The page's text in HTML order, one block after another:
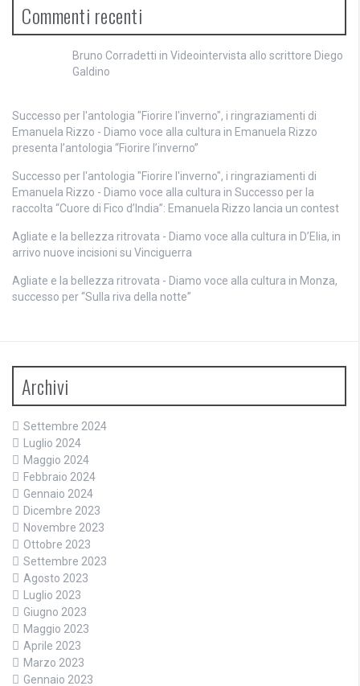
Commenti recenti
Bruno Corradetti in Videointervista allo scrittore Diego
Galdino
Successo per l'antologia "Fiorire l'inverno", i ringraziamenti di
Emanuela Rizzo - Diamo voce alla cultura in Emanuela Rizzo
presenta l’antologia “Fiorire l’inverno”
Successo per l'antologia "Fiorire l'inverno", i ringraziamenti di
Emanuela Rizzo - Diamo voce alla cultura in Successo per la
raccolta “Cuore di Fico d’India”: Emanuela Rizzo lancia un contest
Agliate e la bellezza ritrovata - Diamo voce alla cultura in D’Elia, in
arrivo nuove incisioni su Vinciguerra
Agliate e la bellezza ritrovata - Diamo voce alla cultura in Monza,
successo per “Sulla riva della notte”
Archivi
Settembre 2024
Luglio 2024
Maggio 2024
Febbraio 2024
Gennaio 2024
Dicembre 2023
Novembre 2023
Ottobre 2023
Settembre 2023
Agosto 2023
Luglio 2023
Giugno 2023
Maggio 2023
Aprile 2023
Marzo 2023
Gennaio 2023